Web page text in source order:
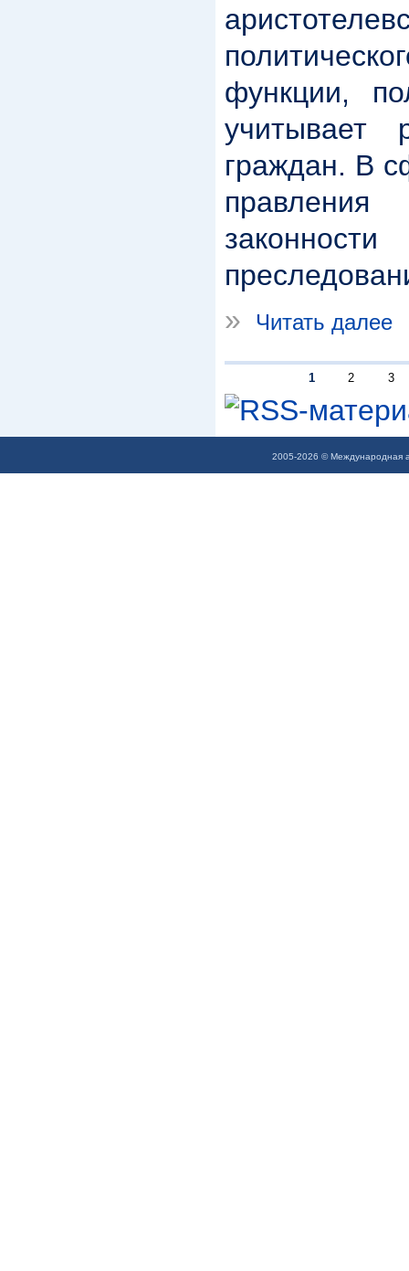
функции,
учитывает
граждан. В
»
Читать далее
1 2 3
2005-2026 © Международная